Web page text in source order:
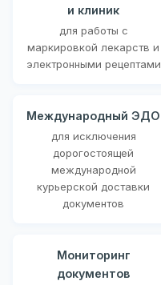
и клиник
для работы с
маркировкой лекарств и
электронными рецептами
Международный ЭДО
для исключения
дорогостоящей
международной
курьерской доставки
документов
Мониторинг
документов